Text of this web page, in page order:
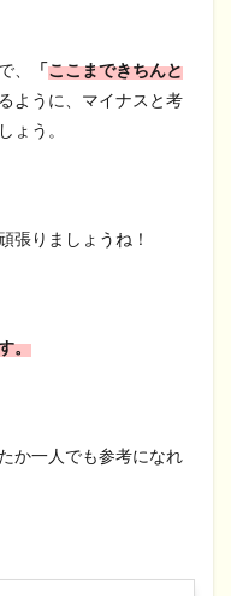
、 「ここまできちんと
ように、マイナスと考
ょう。
張りましょうね！
。
か一人でも参考になれ